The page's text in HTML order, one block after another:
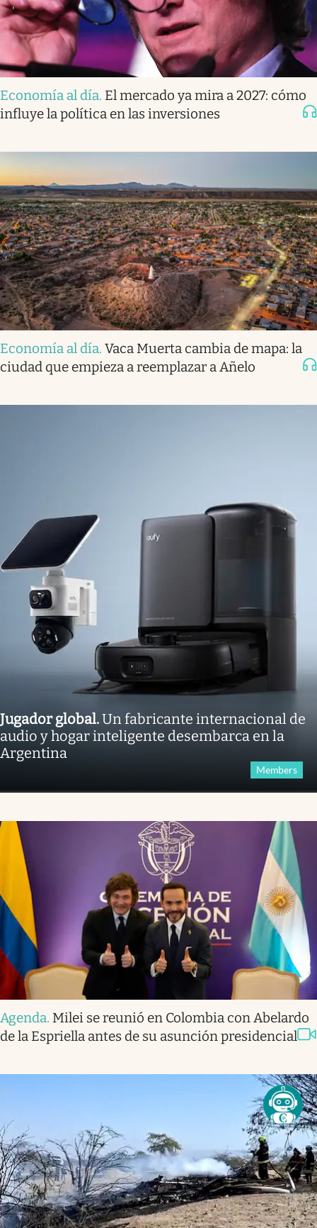
Economía al día. El mercado ya mira a 2027: cómo
influye la política en las inversiones
Economía al día. Vaca Muerta cambia de mapa: la
ciudad que empieza a reemplazar a Añelo
Jugador global.Un fabricante internacional de
audio y hogar inteligente desembarca en la
Argentina
Members
Agenda. Milei se reunió en Colombia con Abelardo
de la Espriella antes de su asunción presidencial